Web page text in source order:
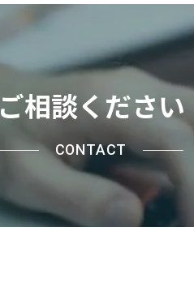
ご相談ください
CONTACT